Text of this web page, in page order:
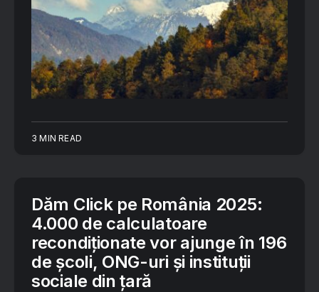
3 MIN READ
Dăm Click pe România 2025:
4.000 de calculatoare
recondiționate vor ajunge în 196
de școli, ONG-uri și instituții
sociale din țară